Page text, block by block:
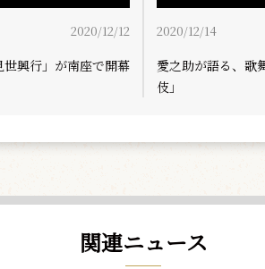
2020/12/12
興行」が南座で開幕
2020/12/14
愛之助が語る、歌
伎」
関連ニュース